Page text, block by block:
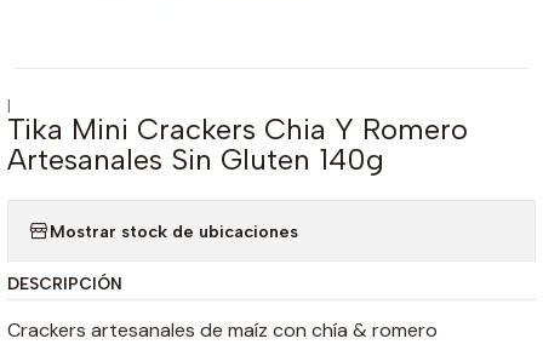
|
Tika Mini Crackers Chia Y Romero
Artesanales Sin Gluten 140g
Mostrar stock de ubicaciones
DESCRIPCIÓN
Crackers artesanales de maíz con chía & romero